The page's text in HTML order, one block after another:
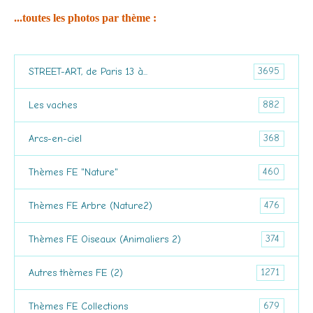
...toutes les photos par thème :
STREET-ART, de Paris 13 à... 3695
Les vaches 882
Arcs-en-ciel 368
Thèmes FE "Nature" 460
Thèmes FE Arbre (Nature2) 476
Thèmes FE Oiseaux (Animaliers 2) 374
Autres thèmes FE (2) 1271
Thèmes FE Collections 679